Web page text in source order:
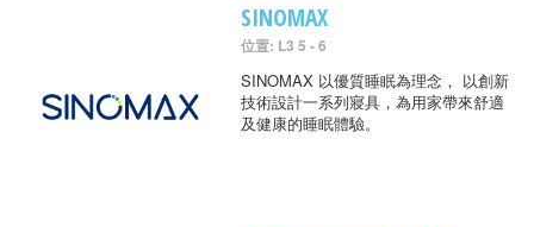
SINOMAX
位置: L3 5 - 6
SINOMAX 以優質睡眠為理念， 以創新
技術設計一系列寢具，為用家帶來舒適
及健康的睡眠體驗。